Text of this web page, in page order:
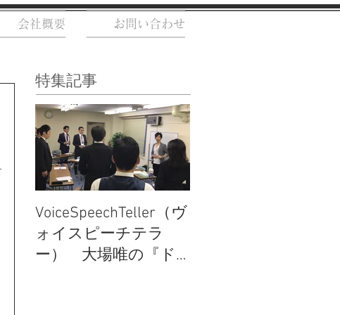
会社概要 お問い合わせ
特集記事
VoiceSpeechTeller（ヴ
ォイスピーチテラ
ー） 大場唯の『ド